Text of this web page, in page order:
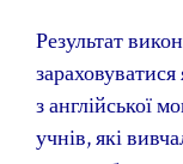
Результат
з англійської
учнів, які